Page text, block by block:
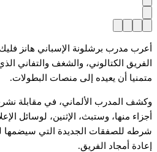
أعرب مدرب برشلونة الإسباني هانز
الفريق الكتالوني، والشغف والتفاني
متمنيا أن يعيده إلى منصات البطولات.
وكشف المدرب الألماني، في مقابلة
أجزاء منها، وستبث، الإثنين، لوسائل
شرطه للصفقات الجديدة التي سيضمها
إعادة أمجاد الفريق.